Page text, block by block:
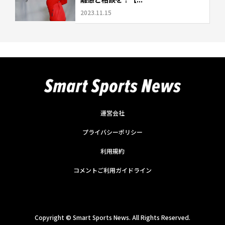
2023.11.15
運営会社
プライバシーポリシー
利用規約
コメントご利用ガイドライン
Copyright © Smart Sports News. All Rights Reserved.